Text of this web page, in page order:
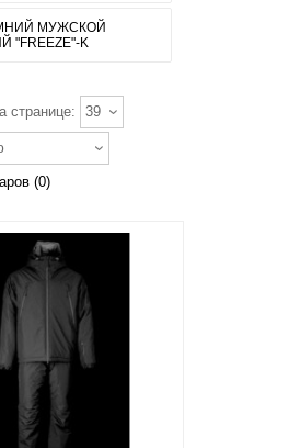
МУЖСКОЙ
K
странице: 39
(0)